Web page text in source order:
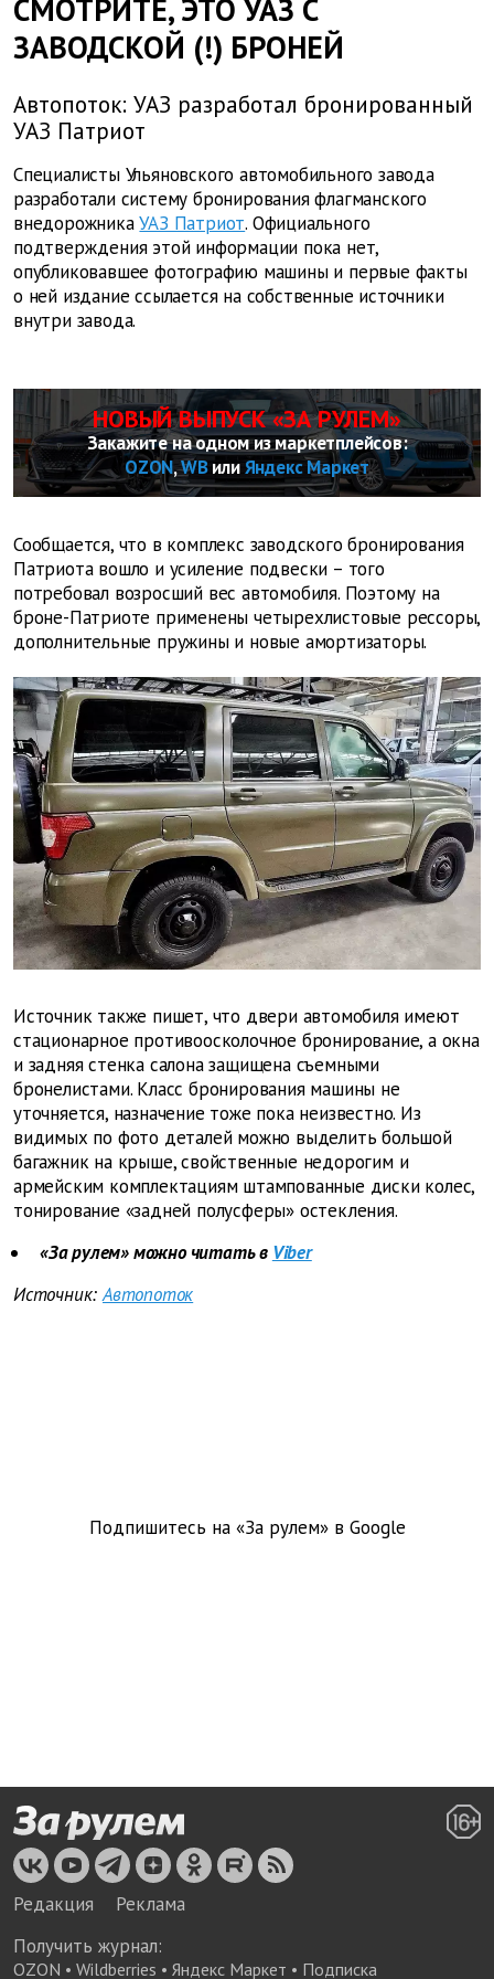
СМОТРИТЕ, ЭТО УАЗ С
ЗАВОДСКОЙ (!) БРОНЕЙ
Автопоток: УАЗ разработал бронированный
УАЗ Патриот
Специалисты Ульяновского автомобильного завода
разработали систему бронирования флагманского
внедорожника УАЗ Патриот. Официального
подтверждения этой информации пока нет,
опубликовавшее фотографию машины и первые факты
о ней издание ссылается на собственные источники
внутри завода.
НОВЫЙ ВЫПУСК «ЗА РУЛЕМ»
Закажите на одном из маркетплейсов:
OZON,WBилиЯндекс Маркет
Сообщается, что в комплекс заводского бронирования
Патриота вошло и усиление подвески – того
потребовал возросший вес автомобиля. Поэтому на
броне-Патриоте применены четырехлистовые рессоры,
дополнительные пружины и новые амортизаторы.
Источник также пишет, что двери автомобиля имеют
стационарное противоосколочное бронирование, а окна
и задняя стенка салона защищена съемными
бронелистами. Класс бронирования машины не
уточняется, назначение тоже пока неизвестно. Из
видимых по фото деталей можно выделить большой
багажник на крыше, свойственные недорогим и
армейским комплектациям штампованные диски колес,
тонирование «задней полусферы» остекления.
«За рулем» можно читать в Viber
Источник: Автопоток
Подпишитесь на «За рулем» в Google
Редакция
Реклама
Получить журнал:
OZON • Wildberries • Яндекс Маркет • Подписка